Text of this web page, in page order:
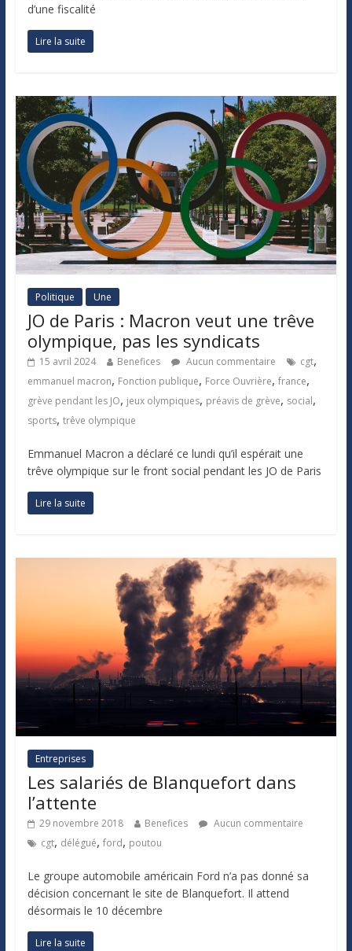
d’une fiscalité
Lire la suite
Politique Une
JO de Paris : Macron veut une trêve
olympique, pas les syndicats
15 avril 2024 Benefices Aucun commentaire cgt,
emmanuel macron, Fonction publique, Force Ouvrière, france,
grève pendant les JO, jeux olympiques, préavis de grève, social,
sports, trêve olympique
Emmanuel Macron a déclaré ce lundi qu’il espérait une
trêve olympique sur le front social pendant les JO de Paris
Lire la suite
Entreprises
Les salariés de Blanquefort dans
l’attente
29 novembre 2018 Benefices
Aucun commentaire
cgt, délégué, ford, poutou
Le groupe automobile américain Ford n’a pas donné sa
décision concernant le site de Blanquefort. Il attend
désormais le 10 décembre
Lire la suite